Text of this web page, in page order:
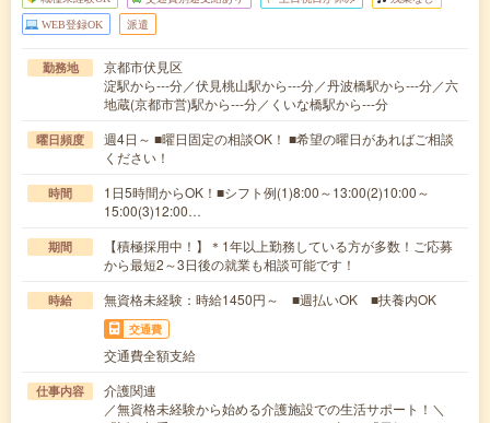
WEB登録OK 派遣
勤務地
京都市伏見区
淀駅から---分／伏見桃山駅から---分／丹波橋駅から---分／六
地蔵(京都市営)駅から---分／くいな橋駅から---分
曜日頻度
週4日～ ■曜日固定の相談OK！ ■希望の曜日があればご相談
ください！
時間
1日5時間からOK！■シフト例(1)8:00～13:00(2)10:00～
15:00(3)12:00…
期間
【積極採用中！】＊1年以上勤務している方が多数！ご応募
から最短2～3日後の就業も相談可能です！
時給 無資格未経験：時給1450円～ ■週払いOK ■扶養内OK
交通費
交通費全額支給
仕事内容
介護関連
／無資格未経験から始める介護施設での生活サポート！＼